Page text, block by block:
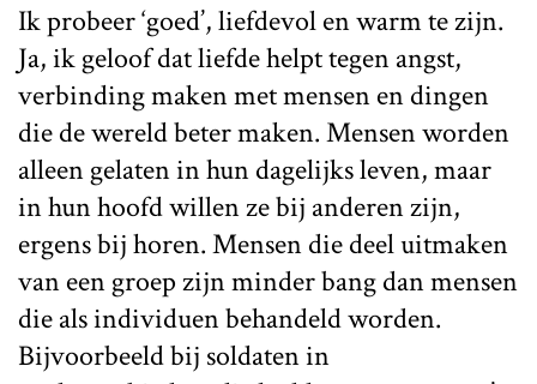
Ik probeer ‘goed’, liefdevol en warm te zijn.
Ja, ik geloof dat liefde helpt tegen angst,
verbinding maken met mensen en dingen
die de wereld beter maken. Mensen worden
alleen gelaten in hun dagelijks leven, maar
in hun hoofd willen ze bij anderen zijn,
ergens bij horen. Mensen die deel uitmaken
van een groep zijn minder bang dan mensen
die als individuen behandeld worden.
Bijvoorbeeld bij soldaten in